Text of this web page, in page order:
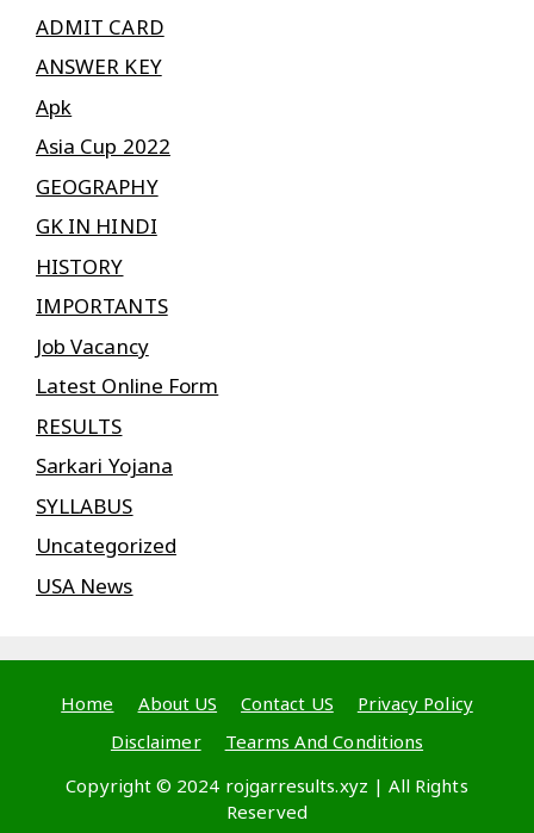
ADMIT CARD
ANSWER KEY
Apk
Asia Cup 2022
GEOGRAPHY
GK IN HINDI
HISTORY
IMPORTANTS
Job Vacancy
Latest Online Form
RESULTS
Sarkari Yojana
SYLLABUS
Uncategorized
USA News
Home About US Contact US
Privacy Policy
Disclaimer
Tearms And Conditions
Copyright © 2024 rojgarresults.xyz | All Rights
Reserved